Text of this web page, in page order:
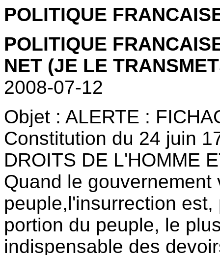
POLITIQUE
POLITIQUE
NET (JE LE
2008-07-12
Objet : ALERTE :
Constitution du 24 juin
DROITS DE L'HOMME
Quand le
peuple,l'insurrection
portion du peuple, le
indispensable des